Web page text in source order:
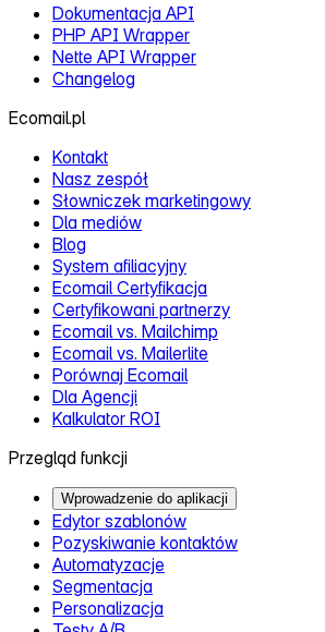
Dokumentacja API
PHP API Wrapper
Nette API Wrapper
Changelog
Ecomail.pl
Kontakt
Nasz zespół
Słowniczek marketingowy
Dla mediów
Blog
System afiliacyjny
Ecomail Certyfikacja
Certyfikowani partnerzy
Ecomail vs. Mailchimp
Ecomail vs. Mailerlite
Porównaj Ecomail
Dla Agencji
Kalkulator ROI
Przegląd funkcji
Wprowadzenie do aplikacji
Edytor szablonów
Pozyskiwanie kontaktów
Automatyzacje
Segmentacja
Personalizacja